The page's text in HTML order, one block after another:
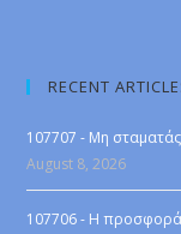
RECENT
107707 - Μη
August 8, 2026
107706 - Η προσφορά